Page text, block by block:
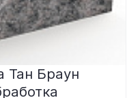
Тан Браун